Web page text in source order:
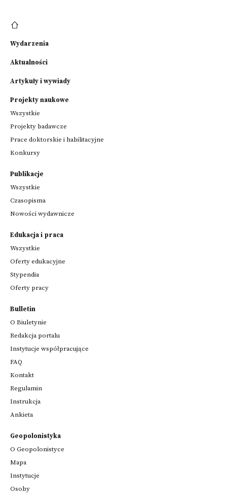
Wydarzenia
Aktualności
Artykuły i wywiady
Projekty naukowe
Wszystkie
Projekty badawcze
Prace doktorskie i habilitacyjne
Konkursy
Publikacje
Wszystkie
Czasopisma
Nowości wydawnicze
Edukacja i praca
Wszystkie
Oferty edukacyjne
Stypendia
Oferty pracy
Bulletin
O Biuletynie
Redakcja portalu
Instytucje współpracujące
FAQ
Kontakt
Regulamin
Instrukcja
Ankieta
Geopolonistyka
O Geopolonistyce
Mapa
Instytucje
Osoby